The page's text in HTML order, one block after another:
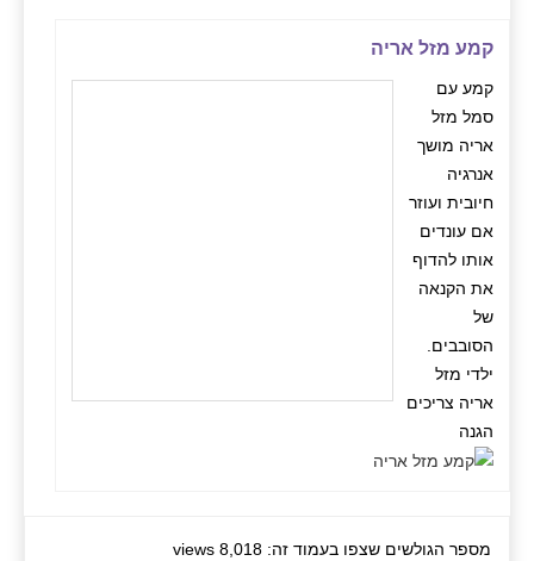
קמע מזל אריה
קמע עם
סמל מזל
אריה מושך
אנרגיה
חיובית ועוזר
אם עונדים
אותו להדוף
את הקנאה
של
הסובבים.
ילדי מזל
אריה צריכים
הגנה
מספר הגולשים שצפו בעמוד זה: 8,018 views